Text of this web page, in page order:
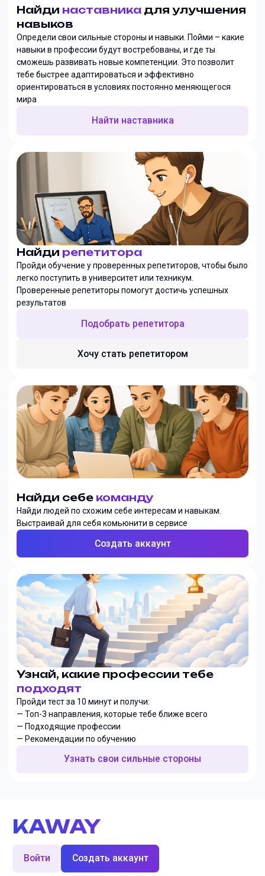
Найди наставника для улучшения
навыков
Определи свои сильные стороны и навыки. Пойми – какие
навыки в профессии будут востребованы, и где ты
сможешь развивать новые компетенции. Это позволит
тебе быстрее адаптироваться и эффективно
ориентироваться в условиях постоянно меняющегося
мира
Найти наставника
Найди репетитора
Пройди обучение у проверенных репетиторов, чтобы было
легко поступить в университет или техникум.
Проверенные репетиторы помогут достичь успешных
результатов
Подобрать репетитора
Хочу стать репетитором
Найди себе команду
Найди людей по схожим себе интересам и навыкам.
Выстраивай для себя комьюнити в сервисе
Создать аккаунт
Узнай, какие профессии тебе
подходят
Пройди тест за 10 минут и получи:
— Топ-3 направления, которые тебе ближе всего
— Подходящие профессии
— Рекомендации по обучению
Узнать свои сильные стороны
KAWAY
Войти Создать аккаунт